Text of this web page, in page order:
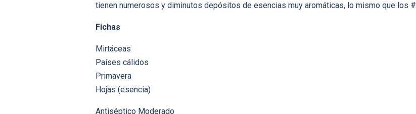
tienen numerosos y diminutos depósitos de esencias muy aromáticas, lo mismo que los
Fichas
Mirtáceas
Países cálidos
Primavera
Hojas (esencia)
Antiséptico Moderado